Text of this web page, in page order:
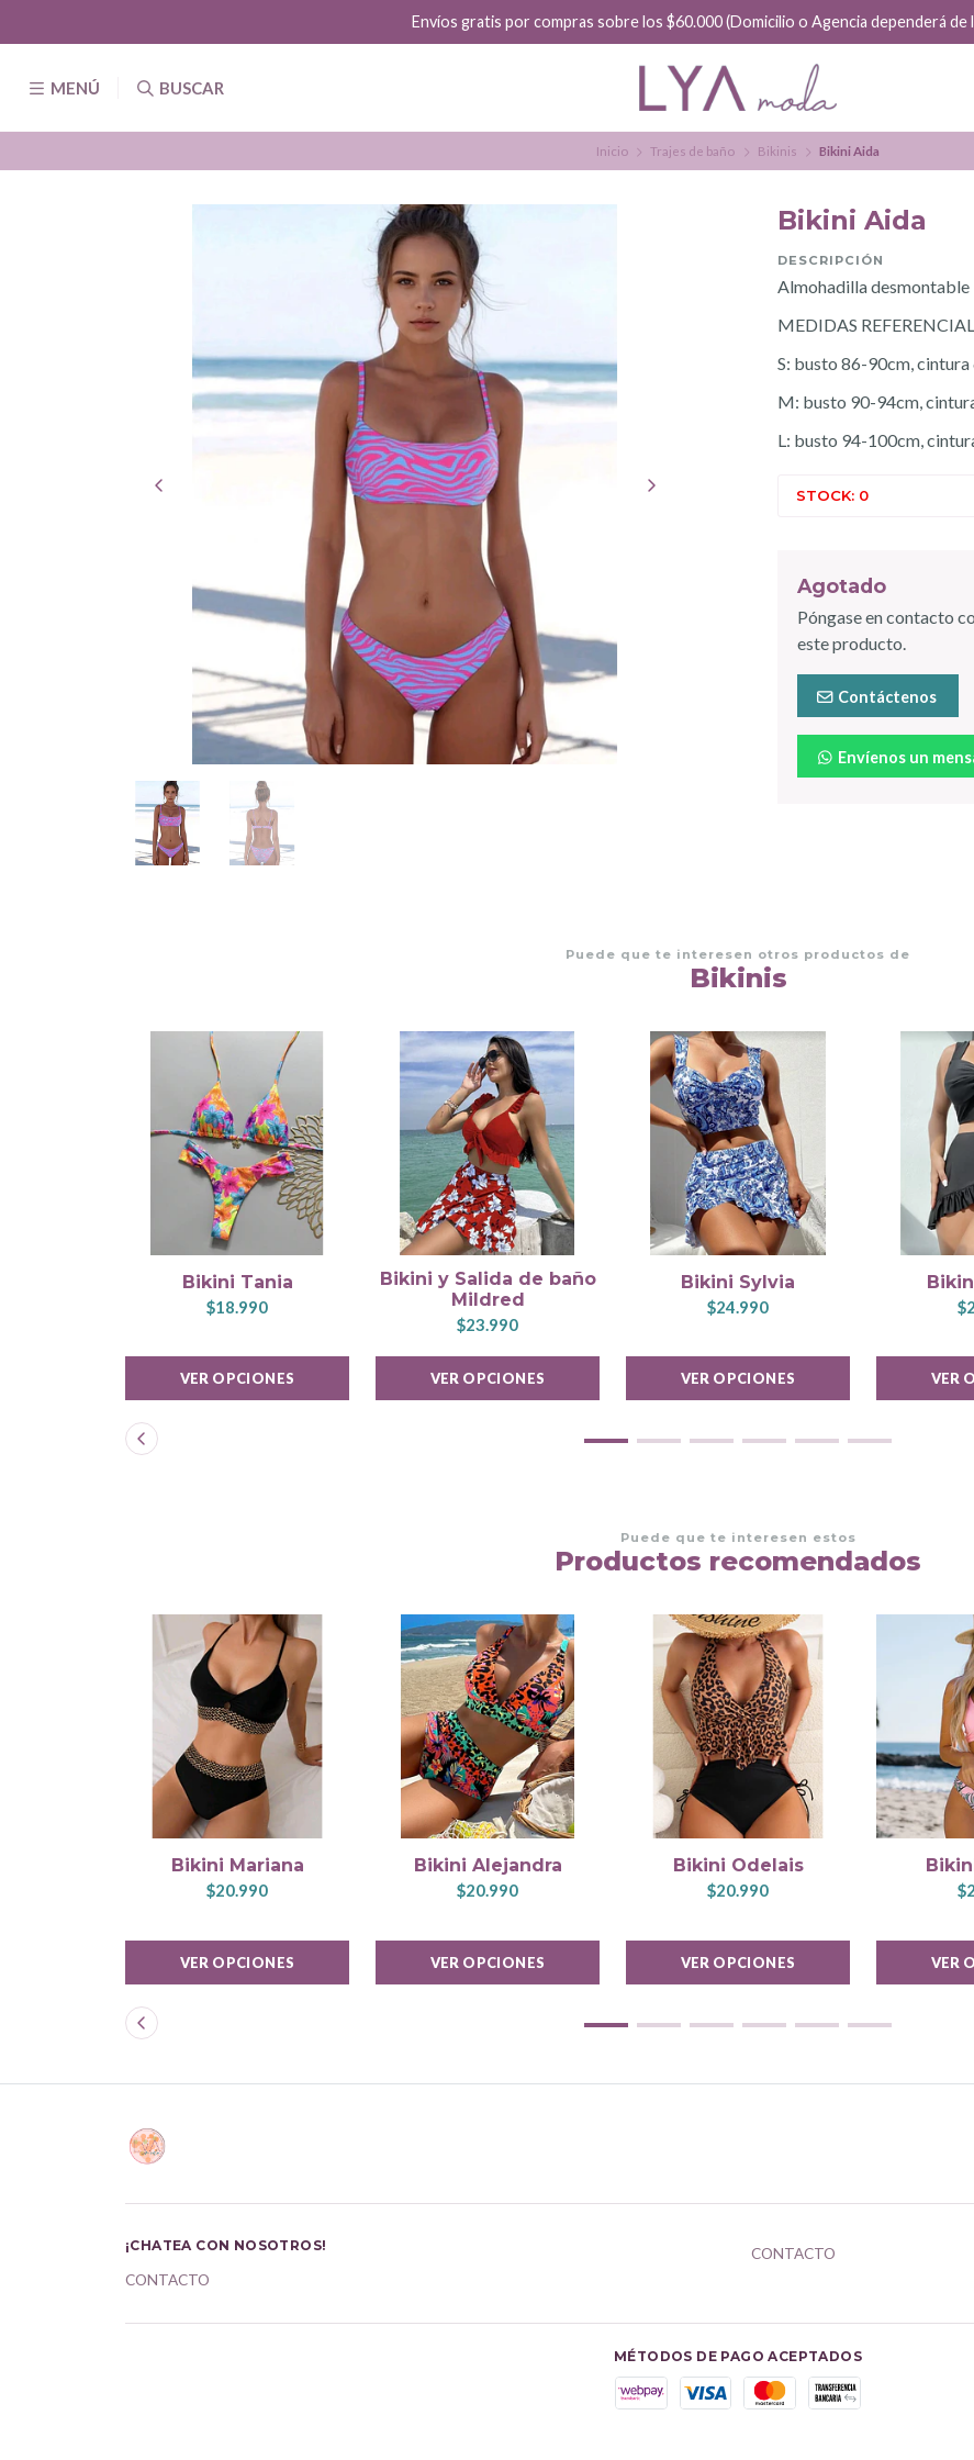
MENÚ BUSCAR
Envíos gratis por compras sobre los $60.000 (Domicilio o Agencia dependerá de
Inicio Trajes de baño Bikinis Bikini Aida
Bikini Aida
DESCRIPCIÓN
Almohadilla desmontable
MEDIDAS
S: busto 86-90cm,
M: busto 90-94cm,
L: busto 94-100cm,
STOCK: 0
Agotado
Póngase en contacto
este producto.
Contáctenos
Envíenos un
Puede que te interesen otros productos de
Bikinis
Bikini Tania
$18.990
VER OPCIONES
Bikini y Salida de baño
Mildred
$23.990
VER OPCIONES
Bikini Sylvia
$24.990
VER OPCIONES VER
Puede que te interesen estos
Productos recomendados
Bikini Mariana
$20.990
VER OPCIONES
Bikini Alejandra
$20.990
VER OPCIONES
Bikini Odelais
$20.990
VER OPCIONES VER
¡CHATEA CON NOSOTROS!
CONTACTO
CONTACTO
MÉTODOS DE PAGO ACEPTADOS